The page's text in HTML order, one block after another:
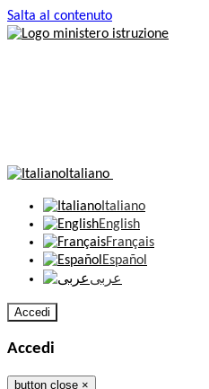
Salta al contenuto
Italiano
Italiano
English
Français
Español
عربى
Accedi
Accedi
button close ×